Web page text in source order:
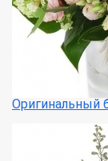
Оригинальный